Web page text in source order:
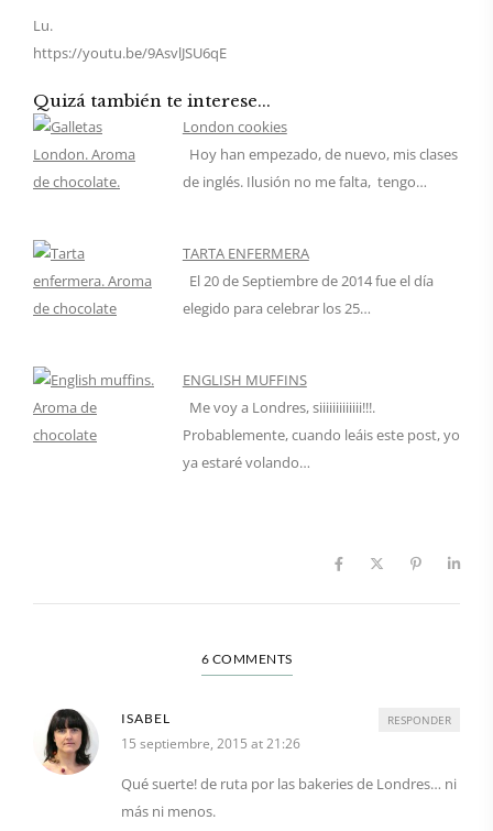
Lu.
https://youtu.be/9AsvlJSU6qE
Quizá también te interese...
London cookies
Hoy han empezado, de nuevo, mis clases
de inglés. Ilusión no me falta, tengo…
TARTA ENFERMERA
El 20 de Septiembre de 2014 fue el día
elegido para celebrar los 25…
ENGLISH MUFFINS
Me voy a Londres, siiiiiiiiiiiii!!!.
Probablemente, cuando leáis este post, yo
ya estaré volando…
6 COMMENTS
ISABEL
15 septiembre, 2015 at 21:26
Qué suerte! de ruta por las bakeries de Londres… ni
más ni menos.
RESPONDER